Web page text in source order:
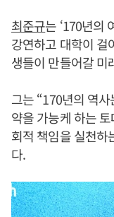
최준규는 ‘170년의
강연하고 대학이 걸
생들이 만들어갈 미
그는 “170년의 역
약을 가능케 하는
회적 책임을 실천하
다.